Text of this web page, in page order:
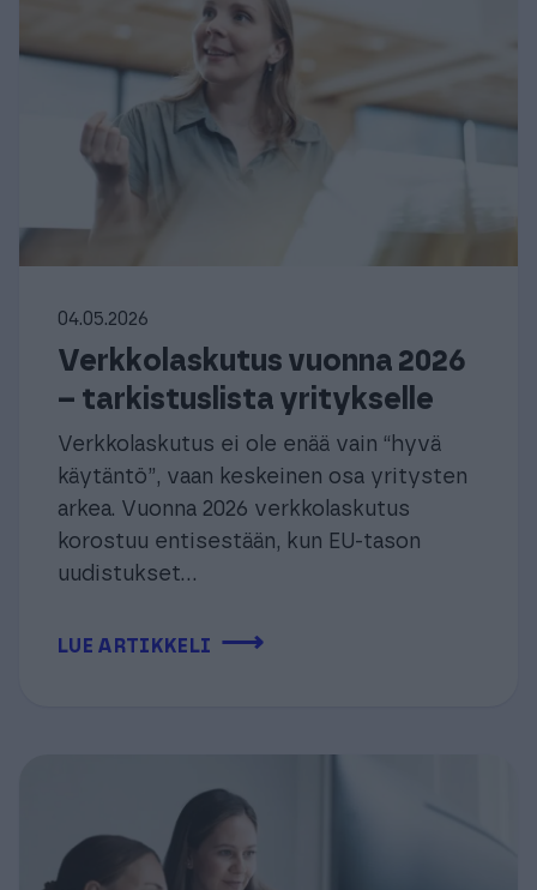
04.05.2026
Verkkolaskutus vuonna 2026
– tarkistuslista yritykselle
Verkkolaskutus ei ole enää vain “hyvä
käytäntö”, vaan keskeinen osa yritysten
arkea. Vuonna 2026 verkkolaskutus
korostuu entisestään, kun EU-tason
uudistukset...
LUE ARTIKKELI ⟶